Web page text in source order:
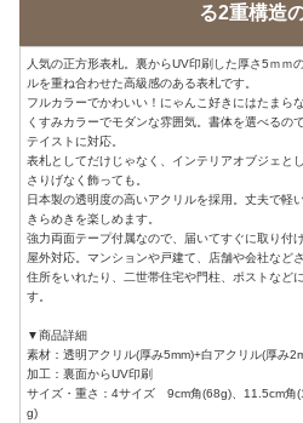
る2重構造
人気の正方形表札。裏からUV印刷した厚さ5ｍｍ
ルを重ね合わせた高級感のある表札です。
フルカラーでかわいい！にゃんこ好きにはたまら
くすみカラーでモダンな雰囲気。書体を選べるの
テイストに対応。
表札としてだけじゃなく、インテリアオブジェと
さりげなく飾っても。
日本製の透明度の高いアクリルを採用。丈夫で軽
きらめきを楽しめます。
強力両面テープ付属なので、届いてすぐに取り付け
屋外対応。マンションや戸建て、店舗や会社など
住所をいれたり、二世帯住宅や門柱、ポストなど
す。
▼商品詳細
素材：透明アクリル(厚み5mm)+白アクリル(厚み
加工：裏面からUV印刷
サイズ・重さ：4サイズ 9cm角(68g)、11.5cm角
g)